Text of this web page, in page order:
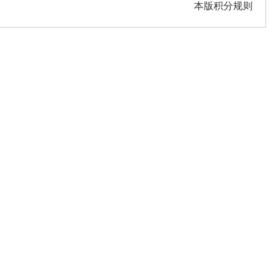
本版积分规则